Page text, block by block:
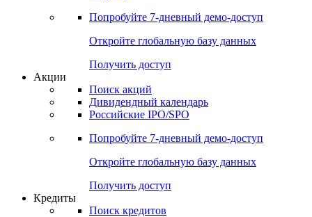
Попробуйте 7-дневный демо-доступ
Откройте глобальную базу данных
Получить доступ
Акции
Поиск акций
Дивидендный календарь
Российские IPO/SPO
Попробуйте 7-дневный демо-доступ
Откройте глобальную базу данных
Получить доступ
Кредиты
Поиск кредитов